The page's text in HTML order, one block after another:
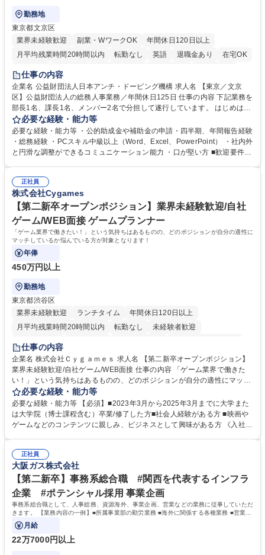
勤務地
東京都文京区
業界未経験歓迎
副業・WワークOK
年間休日120日以上
月平均残業時間20時間以内
転勤なし 英語 退職金あり
在宅OK
賞与あり
育休あり
食事補助あり
仕事の内容
企業名 公益財団法人日本アンチ・ドーピング機構 求人名 【東京／文京
区】公益財団法人の総務人事業務／年間休日125日 仕事の内容 下記業務を
部長1名、課長1名、メンバー2名で分担して遂行しています。 はじめは担
当者として業務を覚えていただき、ゆくゆくはリーダーやマネージャーポ
ジションとして活躍いただくことを期待しています。 【総務・人事グルー
プの業務内容】 ・人事制度関連 ・採用活動 ・教育研修の企画、実行 ・勤
怠管理 ・官公庁への各種提出 ・法定の会議運営（評議員会、理事会） ・
管理 ・福利厚生関連 ・職員からの問合せ、相談対応 ・その他日常の総務
業務全般 募集職種 【東京／文京区】公益財団法人の総務人事業務／年間
休日125日
必要な経験・能力等
必要な経験・能力等 ・公的助成金や補助金の申請・四半期、年間報告経験
・総務経験 ・PCスキル中級以上（Word、Excel、PowerPoint） ・社内外
と円滑な調整ができるコミュニケーション能力 ・口が堅い方 ■歓迎要件
正社員
株式会社Cygames
【第二新卒オープンポジション】業界未経験歓迎/自社
ゲーム/WEB面接 ゲームプランナー
「ゲーム業界で働きたい！」という気持ちはあるものの、どのポジションが自分の適性に
マッチしているか悩んでいる方が対象となります！
年俸
450万円以上
勤務地
東京都渋谷区
業界未経験歓迎
ランチタイム
年間休日120日以上
月平均残業時間20時間以内
転勤なし
未経験者歓迎
住宅手当あり
交通費支給
土日祝休み 服装自由 昼食補助あり
第二新卒歓迎
食事補助あり
仕事の内容
企業名 株式会社Ｃｙｇａｍｅｓ 求人名 【第二新卒オープンポジション】
業界未経験歓迎/自社ゲーム/WEB面接 仕事の内容 「ゲーム業界で働きた
い！」という気持ちはあるものの、どのポジションが自分の適性にマッチ
しているか悩んでいる方が対象となります！ 総合職（プランナー/データ
アナリストなど）、技術職（開発エンジニ ア/インフラエンジニアな
ど）、デザイン職（デザイナー/イラストレ ーターなど）等から、面接で
ご希望と適正にマッチしたポジションをご案内いたします。ゲームやエン
のご応募をお待ちしております。 募集職種 【第二新卒オープンポジショ
ン】業界未経験歓迎/自社ゲーム/WEB面接
必要な経験・能力等
必要な経験・能力等 【必須】■2023年3月から2025年3月までに大学また
は大学院（博士課程含む）卒業/修了した方■社会人経験がある方 ■映画や
ゲームなどのコンテンツに親しみ、ビジネスとして興味がある方 《入社実
正社員
大阪ガス株式会社
【第二新卒】事務系総合職 #関西を代表するインフラ
企業 #ポテンシャル採用 事業企画
事務系総合職として、人事総務、資源海外、事業企画、営業などの業務に従事していただ
きます。 【業務内容の一例】■所属事業部の勤労業務 ■海外に関係する各種業務 ■営業部
門の企画スタッフ、ルート営業
月給
22万7000円以上